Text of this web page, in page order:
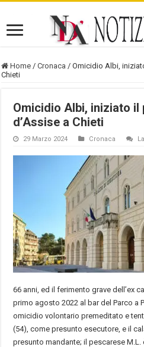
Home / Cronaca / Omicidio Albi,
Chieti
Omicidio Albi, iniziato
d’Assise a Chieti
29 Marzo 2024 Cronaca
66 anni, ed il ferimento grave dell’ex
primo agosto 2022 al bar del Parco a
omicidio volontario premeditato e
(54), come presunto esecutore, e il
presunto mandante; il pescarese